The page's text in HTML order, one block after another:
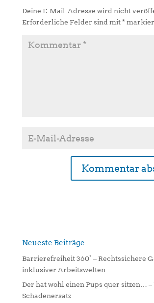
Deine E-Mail-Adresse wird nicht
Erforderliche Felder sind mit*
n
v
e
Neueste Beiträge
Barrierefreiheit 360° – Rechtssichere
inklusiver Arbeitswelten
Der hat wohl einen Pups quer sitzen… –
Schadenersatz